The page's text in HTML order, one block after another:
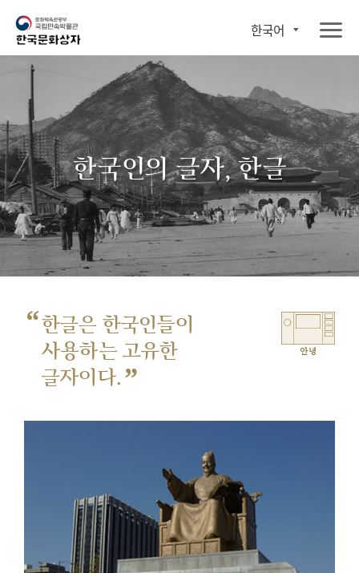
한국어
한국인의 글자, 한글
“한글은 한국인들이
사용하는 고유한
글자이다. ”
안녕